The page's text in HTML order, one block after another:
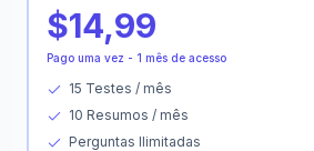
$14,99
Pago uma vez - 1 mês de acesso
15 Testes / mês
10 Resumos / mês
Perguntas Ilimitadas